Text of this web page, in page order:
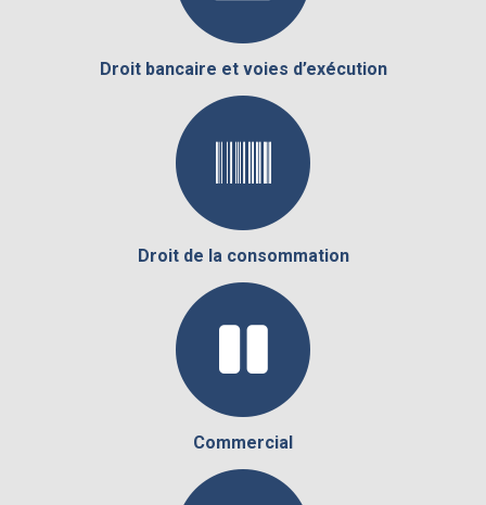
Droit bancaire et voies d’exécution
Droit de la consommation
Commercial